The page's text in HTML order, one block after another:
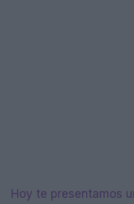
Hoy te presentamos